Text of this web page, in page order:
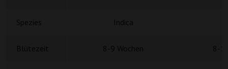
Spezies Indica